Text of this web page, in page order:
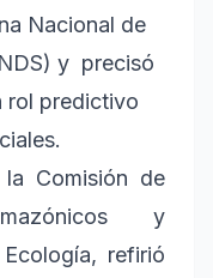
Nacional de
y precisó
rol predictivo
Comisión de
y
refirió